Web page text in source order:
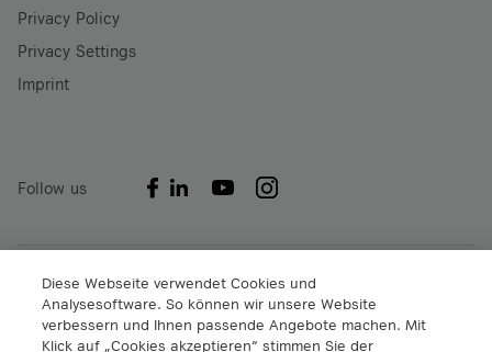
Privacy Policy
Privacy Settings
Imprint
Follow us
A1 Digital International GmbH & Co KG
Lassallestraße 9
1020 Wien
Diese Webseite verwendet Cookies und
Analysesoftware. So können wir unsere Website
verbessern und Ihnen passende Angebote machen. Mit
Klick auf „Cookies akzeptieren“ stimmen Sie der